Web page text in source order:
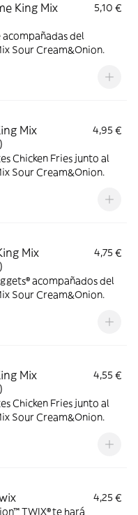
King Mix
5,10 €
del
Sour Cream&Onion.
Mix
4,95 €
Chicken Fries junto al
Sour Cream&Onion.
Mix
4,75 €
acompañados del
Sour Cream&Onion.
Mix
4,55 €
Chicken Fries junto al
Sour Cream&Onion.
4,25 €
TWIX® te hará